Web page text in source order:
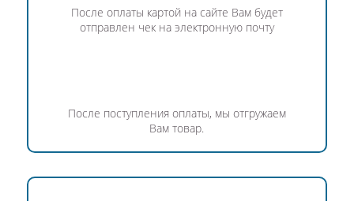
После оплаты картой на сайте Вам будет
отправлен чек на электронную почту
После поступления оплаты, мы отгружаем
Вам товар.